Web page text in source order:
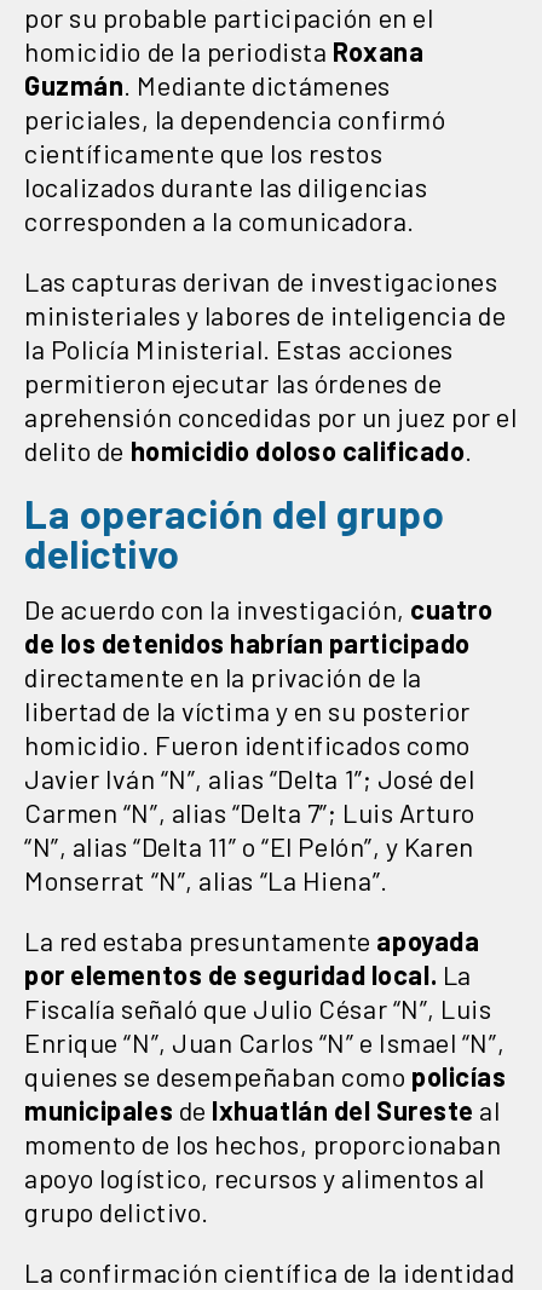
por su probable participación en el
homicidio de la periodista Roxana
Guzmán . Mediante dictámenes
periciales, la dependencia confirmó
científicamente que los restos
localizados durante las diligencias
corresponden a la comunicadora.
Las capturas derivan de investigaciones
ministeriales y labores de inteligencia de
la Policía Ministerial. Estas acciones
permitieron ejecutar las órdenes de
aprehensión concedidas por un juez por el
delito de homicidio doloso calificado
La operación del grupo
delictivo
De acuerdo con la investigación, cuatro
de los detenidos habrían participado
directamente en la privación de la
libertad de la víctima y en su posterior
homicidio. Fueron identificados como
Javier Iván “N”, alias “Delta 1”; José del
Carmen “N”, alias “Delta 7”; Luis Arturo
“N”, alias “Delta 11” o “El Pelón”, y Karen
Monserrat “N”, alias “La Hiena”.
La red estaba presuntamente apoyada
por elementos de seguridad local. La
Fiscalía señaló que Julio César “N”, Luis
Enrique “N”, Juan Carlos “N” e Ismael “N”,
quienes se desempeñaban como policías
municipales de Ixhuatlán del Sureste al
momento de los hechos, proporcionaban
apoyo logístico, recursos y alimentos al
grupo delictivo.
La confirmación científica de la identidad